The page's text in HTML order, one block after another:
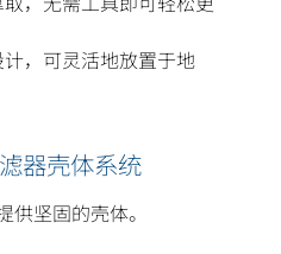
，可灵活地放置于地
器壳体系统
坚固的壳体。